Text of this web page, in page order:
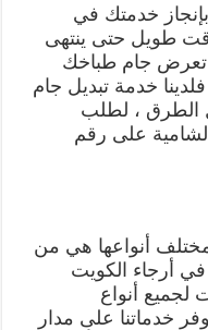
بإنجاز خدمتك في
طويل حتى ينتهى
تعرض جام طباخك
خدمة تبديل جام
الطرق ، لطلب
على رقم
أنواعها هي من
في أرجاء الكويت
لجميع أنواع
خدماتنا على مدار